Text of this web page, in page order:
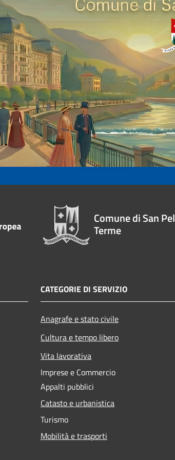
Comune di San
Terme
CATEGORIE DI SERVIZIO
Anagrafe e stato civile
Cultura e tempo libero
Vita lavorativa
Imprese e Commercio
Appalti pubblici
Catasto e urbanistica
Turismo
Mobilità e trasporti